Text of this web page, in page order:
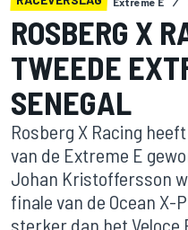
ROSBERG X
TWEEDE
SENEGAL
Rosberg X Racing
van de Extreme E
Johan Kristoffersson
finale van de Ocean
sterker dan het Veloce